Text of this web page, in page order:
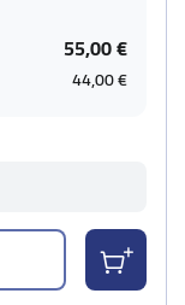
55,00 €
44,00 €